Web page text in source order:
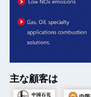
主な顧客は